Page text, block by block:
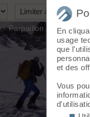
- Parpaillon - Alpes
En
usage
que
et des
Vous